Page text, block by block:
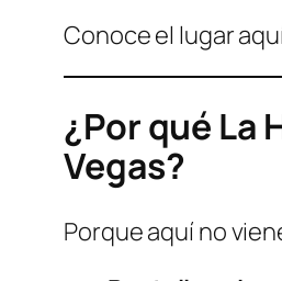
Conoce el lugar
¿Por qué La
Vegas?
Porque aquí no